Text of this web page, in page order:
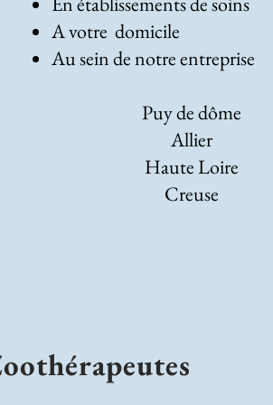
A votre domicile
Au sein de notre entreprise
Puy de dôme
Allier
Haute Loire
Creuse